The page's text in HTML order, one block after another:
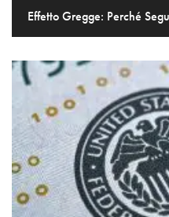
Effetto Gregge: Perché